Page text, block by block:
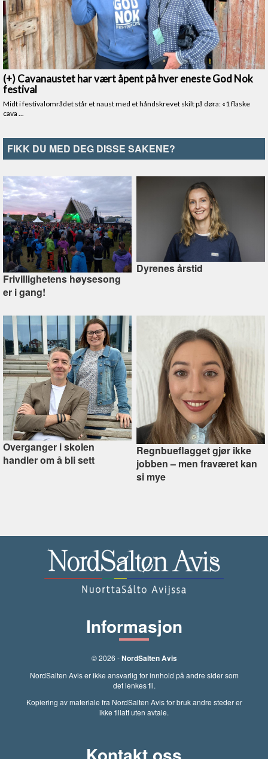
FIKK DU MED DEG DISSE SAKENE?
Frivillighetens høysesong
er i gang!
Dyrenes årstid
Overganger i skolen
handler om å bli sett
Regnbueflagget gjør ikke
jobben –⁠ men fraværet kan
si mye
Informasjon
© 2026 -NordSalten Avis
NordSalten Avis er ikke ansvarlig for innhold på andre sider som
det lenkes til.
Kopiering av materiale fra NordSalten Avis for bruk andre steder er
ikke tillatt uten avtale.